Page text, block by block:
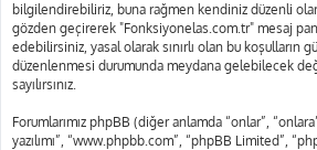
bilgilendirebiliriz, buna rağmen kendiniz düzenli
gözden geçirerek "Fonksiyonelas.com.tr" mesaj
edebilirsiniz, yasal olarak sınırlı olan bu koşulların
düzenlenmesi durumunda meydana gelebilecek
sayılırsınız.
Forumlarımız phpBB (diğer anlamda “onlar”,
yazılımı”, “www.phpbb.com”, “phpBB Limited”,